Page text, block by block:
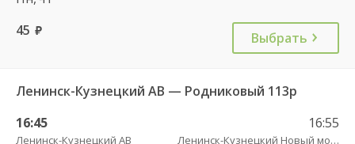
45 руб. Выбрать
Ленинск-Кузнецкий АВ — Родниковый 113р
16:45
Ленинск-Кузнецкий АВ
16:55
Ленинск-Кузнецкий Новый мост